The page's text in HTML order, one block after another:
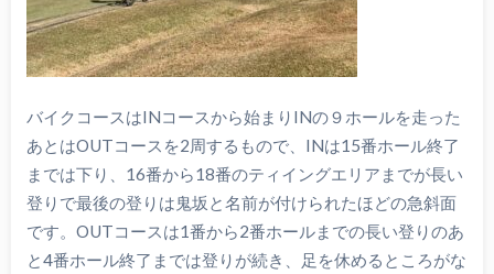
バイクコースはINコースから始まりINの９ホールを走った
あとはOUTコースを2周するもので、INは15番ホール終了
までは下り、16番から18番のティイングエリアまでが長い
登りで最後の登りは鬼坂と名前が付けられたほどの急斜面
です。OUTコースは1番から2番ホールまでの長い登りのあ
と4番ホール終了までは登りが続き、足を休めるところがな